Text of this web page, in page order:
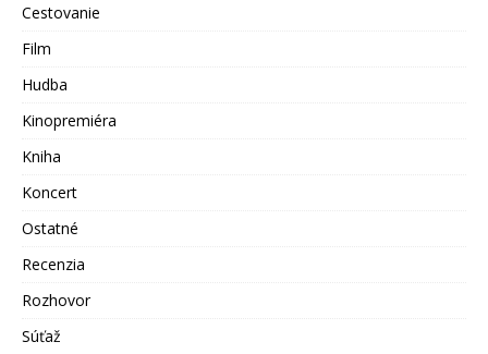
Cestovanie
Film
Hudba
Kinopremiéra
Kniha
Koncert
Ostatné
Recenzia
Rozhovor
Súťaž